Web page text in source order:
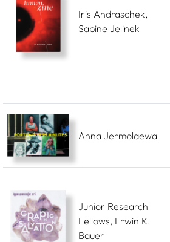
Iris Andraschek,
Sabine Jelinek
Anna Jermolaewa
Junior Research
Fellows, Erwin K.
Bauer